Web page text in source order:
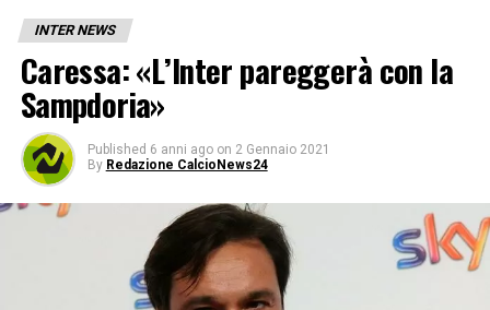
INTER NEWS
Caressa: «L’Inter pareggerà con la
Sampdoria»
Published 6 anni ago on 2 Gennaio 2021
By Redazione CalcioNews24